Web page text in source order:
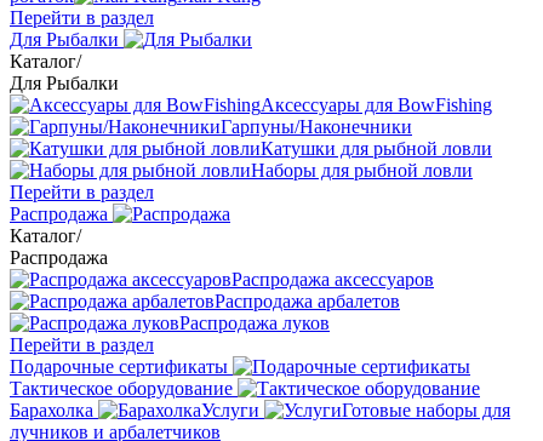
Перейти в раздел
Для Рыбалки
Каталог/
Для Рыбалки
Аксессуары для BowFishing
Гарпуны/Наконечники
Катушки для рыбной ловли
Наборы для рыбной ловли
Перейти в раздел
Распродажа
Каталог/
Распродажа
Распродажа аксессуаров
Распродажа арбалетов
Распродажа луков
Перейти в раздел
Подарочные сертификаты
Тактическое оборудование
Барахолка
Услуги
Готовые наборы для
лучников и арбалетчиков